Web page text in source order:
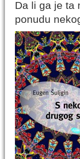
Da li ga je ta
ponudu